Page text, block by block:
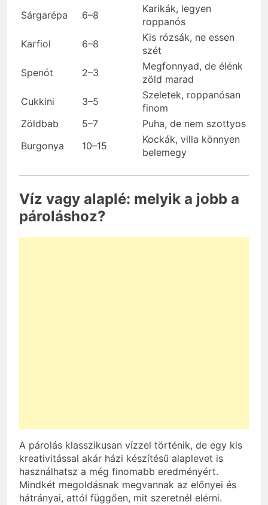
Sárgarépa
6–8
Karikák, legyen
roppanós
Karfiol
6–8
Kis rózsák, ne essen
szét
Spenót
2–3
Megfonnyad, de élénk
zöld marad
Cukkini
3–5
Szeletek, roppanósan
finom
Zöldbab
5–7
Puha, de nem szottyos
Burgonya
10–15
Kockák, villa könnyen
belemegy
Víz vagy alaplé: melyik a jobb a
pároláshoz?
A párolás klasszikusan vízzel történik, de egy kis
kreativitással akár házi készítésű alaplevet is
használhatsz a még finomabb eredményért.
Mindkét megoldásnak megvannak az előnyei és
hátrányai, attól függően, mit szeretnél elérni.